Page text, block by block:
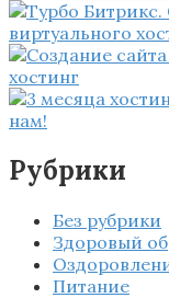
Рубрики
Без рубрики
Здоровый
Питание